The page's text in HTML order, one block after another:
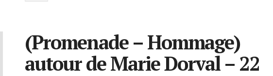
(Promenade – Hommage)
autour de Marie Dorval – 22